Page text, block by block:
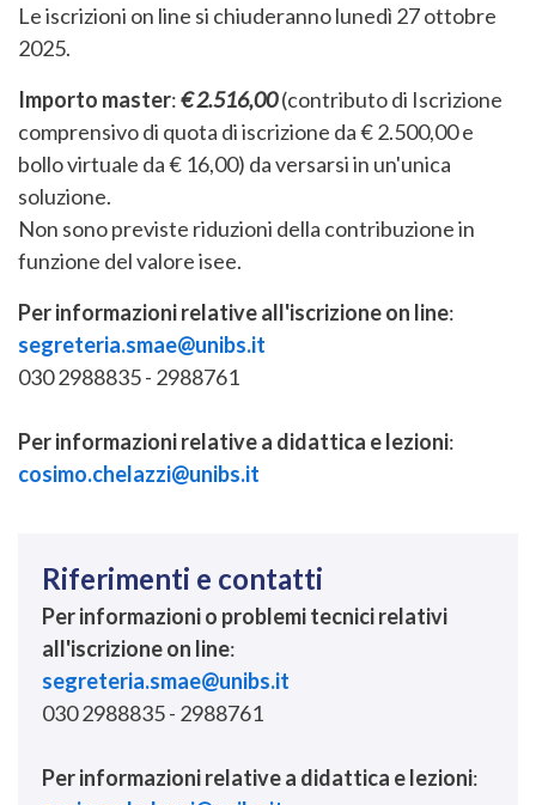
Le iscrizioni on line si chiuderanno lunedì 27 ottobre
2025.
Importo master:€ 2.516,00(contributo di Iscrizione
comprensivo di quota di iscrizione da € 2.500,00 e
bollo virtuale da € 16,00) da versarsi in un'unica
soluzione.
Non sono previste riduzioni della contribuzione in
funzione del valore isee.
Per informazioni relative all'iscrizione on line:
segreteria.smae@unibs.it
030 2988835 - 2988761
Per informazioni relative a didattica e lezioni:
cosimo.chelazzi@unibs.it
Riferimenti e contatti
Per informazioni o problemi tecnici relativi
all'iscrizione on line:
segreteria.smae@unibs.it
030 2988835 - 2988761
Per informazioni relative a didattica e lezioni: